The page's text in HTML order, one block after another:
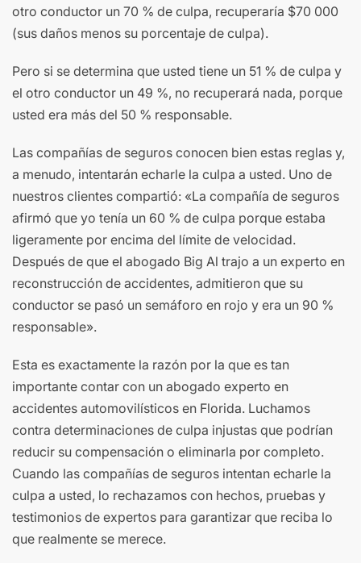
otro conductor un 70 % de culpa, recuperaría $70 000
(sus daños menos su porcentaje de culpa).
Pero si se determina que usted tiene un 51 % de culpa y
el otro conductor un 49 %, no recuperará nada, porque
usted era más del 50 % responsable.
Las compañías de seguros conocen bien estas reglas y,
a menudo, intentarán echarle la culpa a usted. Uno de
nuestros clientes compartió: «La compañía de seguros
afirmó que yo tenía un 60 % de culpa porque estaba
ligeramente por encima del límite de velocidad.
Después de que el abogado Big Al trajo a un experto en
reconstrucción de accidentes, admitieron que su
conductor se pasó un semáforo en rojo y era un 90 %
responsable».
Esta es exactamente la razón por la que es tan
importante contar con un abogado experto en
accidentes automovilísticos en Florida. Luchamos
contra determinaciones de culpa injustas que podrían
reducir su compensación o eliminarla por completo.
Cuando las compañías de seguros intentan echarle la
culpa a usted, lo rechazamos con hechos, pruebas y
testimonios de expertos para garantizar que reciba lo
que realmente se merece.